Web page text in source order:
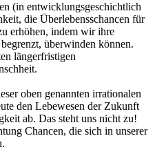
(in entwicklungsgeschichtlich
die Überlebensschancen für
erhöhen, indem wir ihre
überwinden können.
längerfristigen
oben genannten irrationalen
den Lebewesen der Zukunft
ab. Das steht uns nicht zu!
Chancen, die sich in unserer